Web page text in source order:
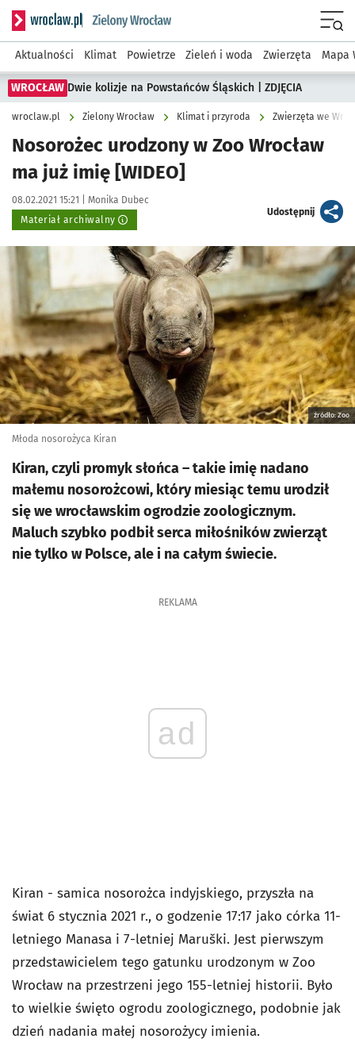
Serwis informacyjny wroclaw.pl podserwis: Środowisko we
Aktualności Klimat Powietrze Zieleń i woda Zwierzęta Mapa
WROCŁAW Dwie kolizje na Powstańców Śląskich | ZDJĘCIA
wroclaw.pl Zielony Wrocław Klimat i przyroda Zwierzęta we
Nosorożec urodzony w Zoo Wrocław
ma już imię [WIDEO]
Data publikacji:
08.02.2021 15:21 | Autor:
Monika Dubec
Materiał archiwalny
Udostępnijartykuł
Kliknij, aby powiększyć
źródło: Zoo
Młoda nosorożyca Kiran
Kiran, czyli promyk słońca – takie imię nadano
małemu nosorożcowi, który miesiąc temu urodził
się we wrocławskim ogrodzie zoologicznym.
Maluch szybko podbił serca miłośników zwierząt
nie tylko w Polsce, ale i na całym świecie.
REKLAMA
ad
Kiran - samica nosorożca indyjskiego, przyszła na
świat 6 stycznia 2021 r., o godzenie 17:17 jako córka 11-
letniego Manasa i 7-letniej Maruški. Jest pierwszym
przedstawicielem tego gatunku urodzonym w Zoo
Wrocław na przestrzeni jego 155-letniej historii. Było
to wielkie święto ogrodu zoologicznego, podobnie jak
dzień nadania małej nosorożycy imienia.